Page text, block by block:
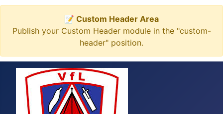
📝 Custom Header Area
Publish your Custom Header module in the "custom-
header" position.